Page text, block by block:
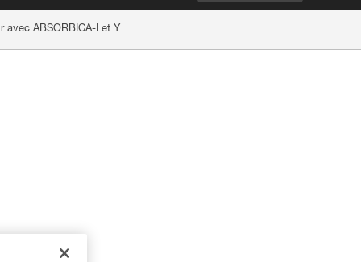
avec ABSORBICA-I et Y